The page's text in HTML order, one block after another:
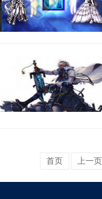
首页 上一页